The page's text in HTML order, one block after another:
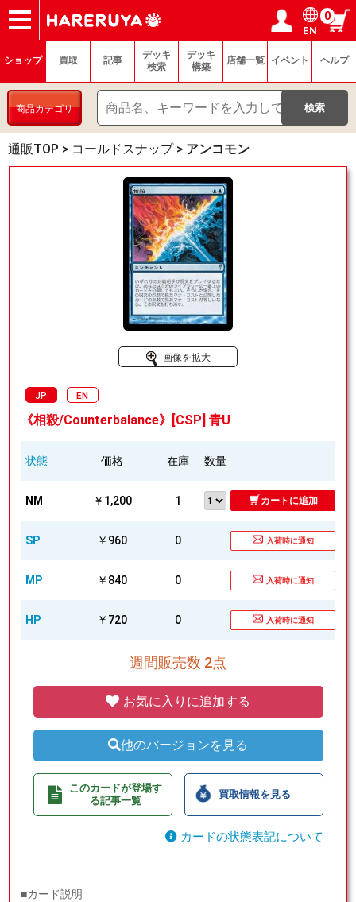
ショップ
買取
記事
デッキ検索
デッキ構築
選手一覧
店舗一覧
イベント
ヘルプ
お問い合わせ ログイン／会員登録
マイページ
EN
0
ショップ 買取 記事
デッキ
検索
デッキ
構築
店舗一覧 イベント ヘルプ
商品カテゴリ
通販TOP > コールドスナップ > アンコモン
画像を拡大
JP EN
《相殺/Counterbalance》[CSP] 青U
状態 価格 在庫 数量
NM ￥1,200 1 カートに追加
SP ￥960 0 入荷時に通知
MP ￥840 0 入荷時に通知
HP ￥720 0 入荷時に通知
週間販売数 2点
お気に入りに追加する
他のバージョンを見る
このカードが登場す
る記事一覧
買取情報を見る
カードの状態表記について
■カード説明